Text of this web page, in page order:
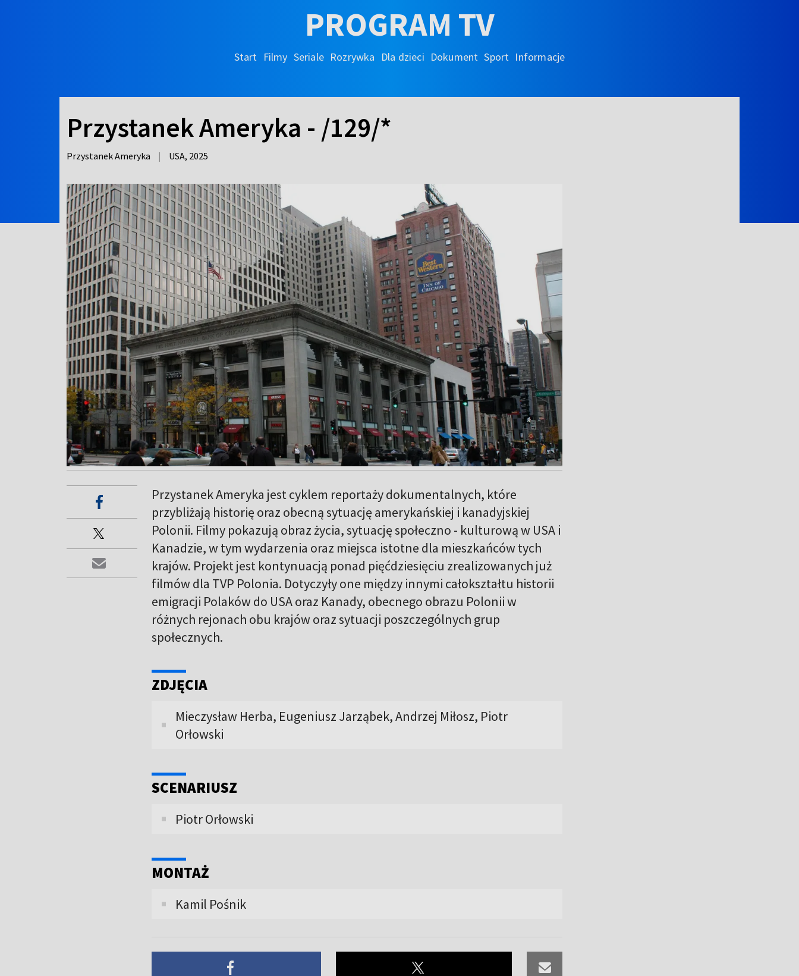
PROGRAM TV
Start Filmy Seriale Rozrywka Dla dzieci Dokument Sport Informacje
Przystanek Ameryka - /129/*
Przystanek Ameryka | USA, 2025
Przystanek Ameryka jest cyklem reportaży dokumentalnych, które
przybliżają historię oraz obecną sytuację amerykańskiej i kanadyjskiej
Polonii. Filmy pokazują obraz życia, sytuację społeczno - kulturową w USA i
Kanadzie, w tym wydarzenia oraz miejsca istotne dla mieszkańców tych
krajów. Projekt jest kontynuacją ponad pięćdziesięciu zrealizowanych już
filmów dla TVP Polonia. Dotyczyły one między innymi całokształtu historii
emigracji Polaków do USA oraz Kanady, obecnego obrazu Polonii w
różnych rejonach obu krajów oraz sytuacji poszczególnych grup
społecznych.
ZDJĘCIA
Mieczysław Herba, Eugeniusz Jarząbek, Andrzej Miłosz, Piotr
Orłowski
SCENARIUSZ
Piotr Orłowski
MONTAŻ
Kamil Pośnik